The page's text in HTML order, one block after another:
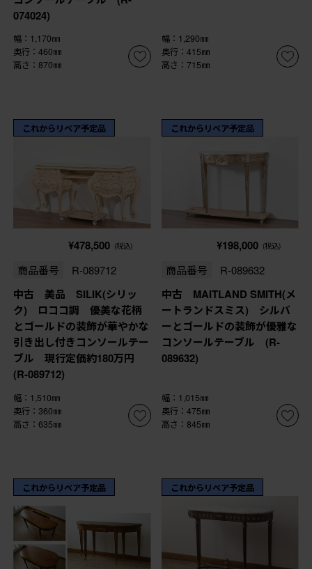
074024)
幅：1,170㎜
奥行：460㎜
高さ：870㎜
幅：1,290㎜
奥行：415㎜
高さ：715㎜
これからリペア予定品
¥478,500 (税込)
商品番号 R-089712
中古 美品 SILIK(シリッ
ク) ロココ調 優美な花柄
とゴールドの装飾が華やかな
引き出し付きコンソールテー
ブル 現行定価約180万円
(R-089712)
幅：1,510㎜
奥行：360㎜
高さ：635㎜
これからリペア予定品
¥198,000 (税込)
商品番号 R-089632
中古 MAITLAND SMITH(メ
ートランドスミス) シルバ
ーとゴールドの装飾が優雅な
コンソールテーブル (R-
089632)
幅：1,015㎜
奥行：475㎜
高さ：845㎜
これからリペア予定品 これからリペア予定品